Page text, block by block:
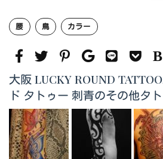
腰 鳥 カラー
大阪 LUCKY ROUND
ド タトゥー 刺青のその他タ